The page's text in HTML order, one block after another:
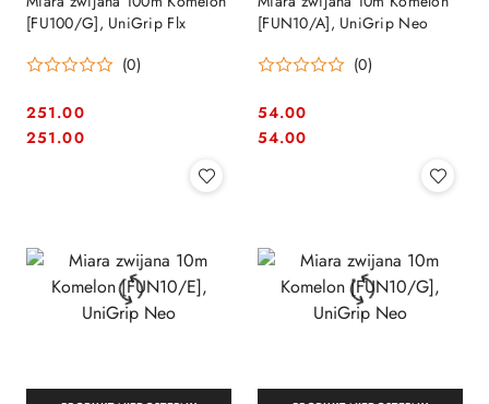
[FU100/G], UniGrip Flx
(0)
Cena:
251.00
Cena:
251.00
[FUN10/A], UniGrip Neo
(0)
Cena:
54.00
Cena:
54.00